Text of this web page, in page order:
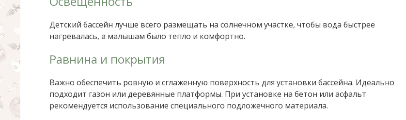
Детский бассейн лучше всего размещать на солнечном участке, чтобы вода быстрее
нагревалась, а малышам было тепло и комфортно.
Равнина и покрытия
Важно обеспечить ровную и сглаженную поверхность для установки бассейна. Идеально
подходит газон или деревянные платформы. При установке на бетон или асфальт
рекомендуется использование специального подложечного материала.